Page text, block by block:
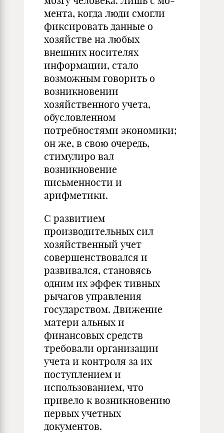
мента, когда люди смогли
фиксировать данные о
хозяйстве на любых
внешних носителях
информации, стало
возможным го­ворить о
возникновении
хозяйственного учета,
обусловленном
потребностями экономики;
он же, в свою очередь,
стимулиро­ вал
возникновение
письменности и
арифметики.
С развитием
производительных сил
хозяйственный учет
совершенствовался и
развивался, становясь
одним их эффек­ тивных
рычагов управления
государством. Движение
матери­ альных и
финансовых средств
требовали организации
учета и контроля за их
поступлением и
использованием, что
привело к возникновению
первых учетных
документов.